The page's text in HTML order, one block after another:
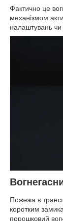
Фактично це
механізмом
налаштувань чи
Пожежа в
коротким
порошковий